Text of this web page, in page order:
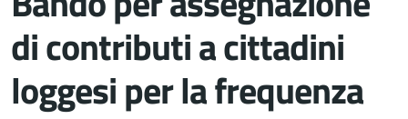
di contributi a cittadini
loggesi per la frequenza